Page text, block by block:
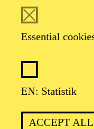
Essential
EN: Statistik
ACCEPT ALL
05.09.2026
19:30 - 21:30
BLICK
LAGE